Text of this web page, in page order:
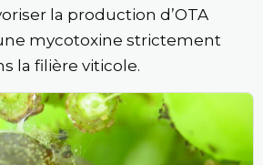
la production d’OTA
mycotoxine strictement
la filière viticole.